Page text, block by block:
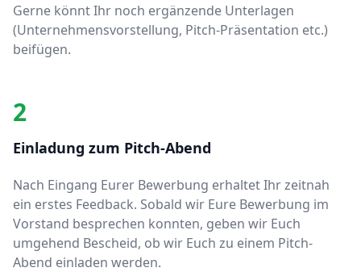
Gerne könnt Ihr noch ergänzende Unterlagen
(Unternehmensvorstellung, Pitch-Präsentation etc.)
beifügen.
2
Einladung zum Pitch-Abend
Nach Eingang Eurer Bewerbung erhaltet Ihr zeitnah
ein erstes Feedback. Sobald wir Eure Bewerbung im
Vorstand besprechen konnten, geben wir Euch
umgehend Bescheid, ob wir Euch zu einem Pitch-
Abend einladen werden.